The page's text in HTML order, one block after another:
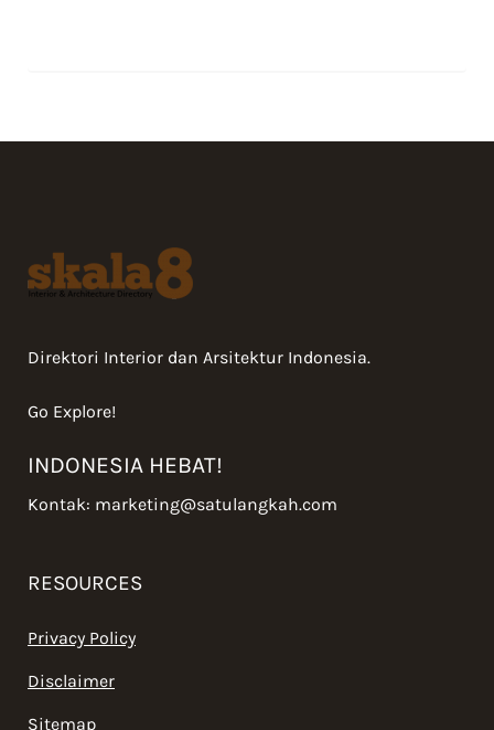
Direktori Interior dan Arsitektur Indonesia.
Go Explore!
INDONESIA HEBAT!
Kontak: marketing@satulangkah.com
RESOURCES
Privacy Policy
Disclaimer
Sitemap